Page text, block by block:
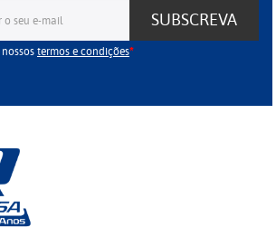
SUBSCREVA
termos e condições